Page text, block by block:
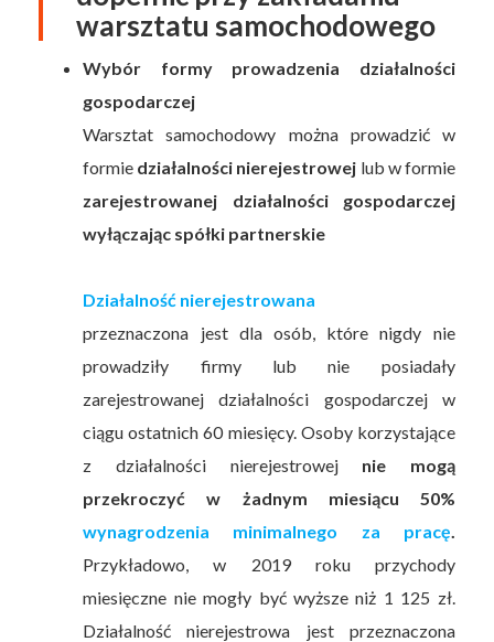
warsztatu samochodowego
Wybór formy prowadzenia działalności
gospodarczej
Warsztat samochodowy można prowadzić w
formie działalności nierejestrowej lub w formie
zarejestrowanej działalności gospodarczej
wyłączając spółki partnerskie
Działalność nierejestrowana
przeznaczona jest dla osób, które nigdy nie
prowadziły firmy lub nie posiadały
zarejestrowanej działalności gospodarczej w
ciągu ostatnich 60 miesięcy. Osoby korzystające
z działalności nierejestrowej nie mogą
przekroczyć w żadnym miesiącu 50%
wynagrodzenia minimalnego za pracę
Przykładowo, w 2019 roku przychody
miesięczne nie mogły być wyższe niż 1 125 zł.
Działalność nierejestrowa jest przeznaczona